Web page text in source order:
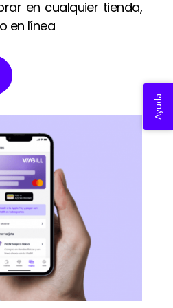
en cualquier tienda,
en línea
Ayuda